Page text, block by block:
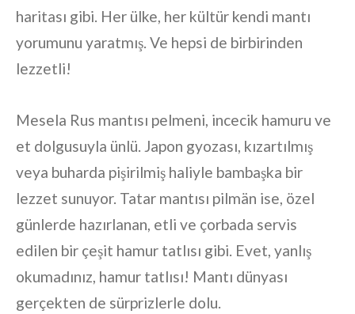
haritası gibi. Her ülke, her kültür kendi mantı
yorumunu yaratmış. Ve hepsi de birbirinden
lezzetli!
Mesela Rus mantısı pelmeni, incecik hamuru ve
et dolgusuyla ünlü. Japon gyozası, kızartılmış
veya buharda pişirilmiş haliyle bambaşka bir
lezzet sunuyor. Tatar mantısı pilmän ise, özel
günlerde hazırlanan, etli ve çorbada servis
edilen bir çeşit hamur tatlısı gibi. Evet, yanlış
okumadınız, hamur tatlısı! Mantı dünyası
gerçekten de sürprizlerle dolu.